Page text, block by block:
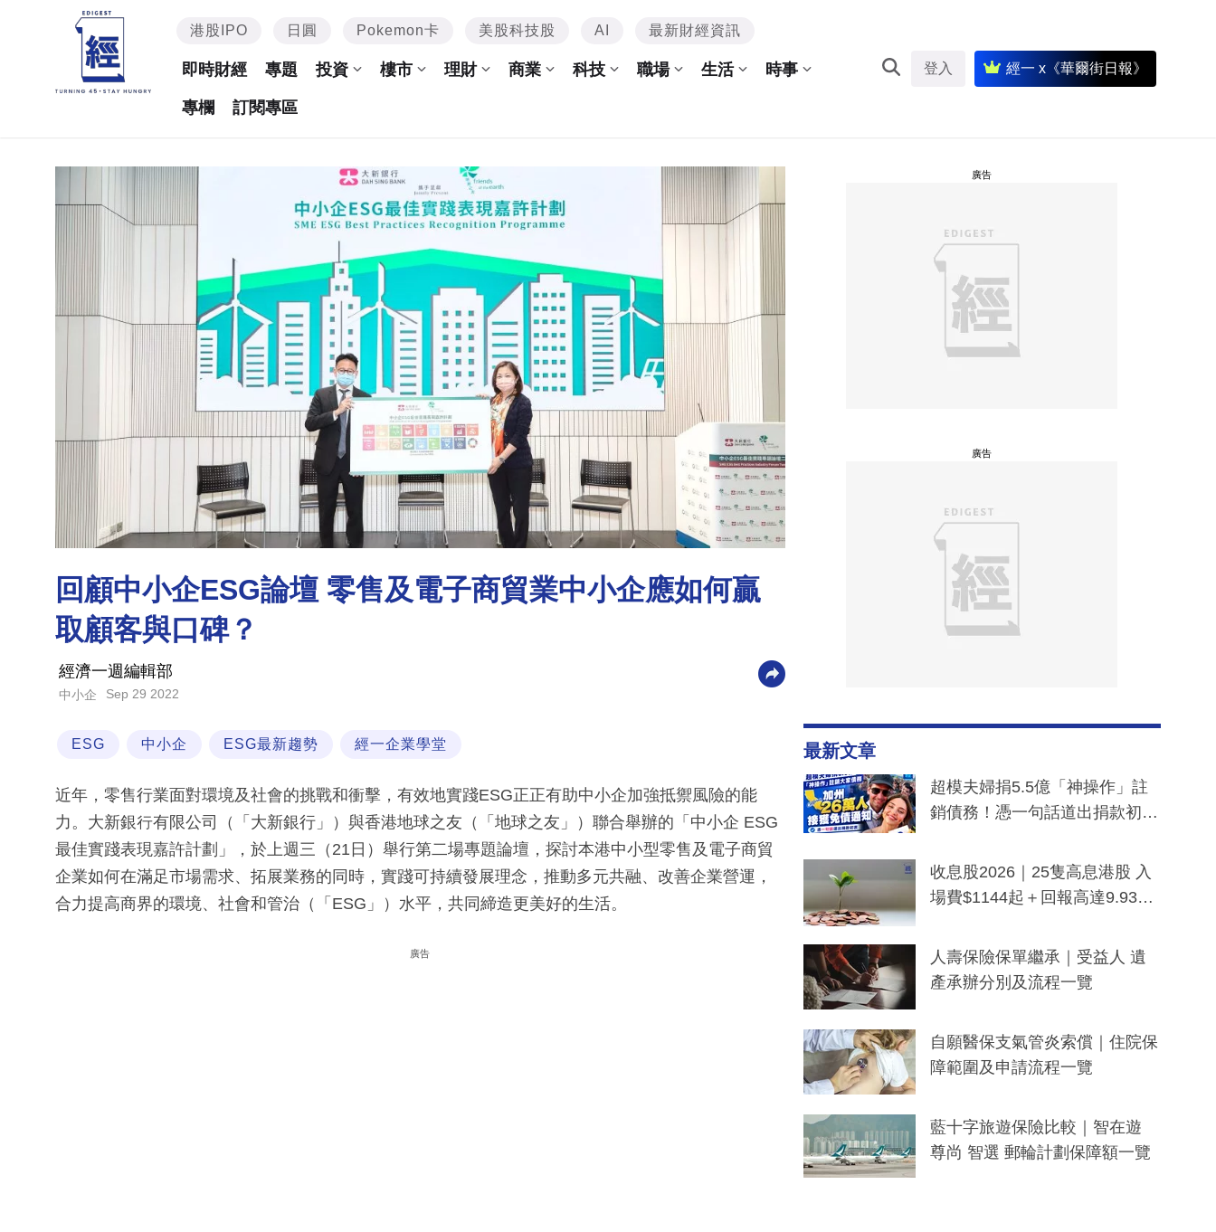
港股IPO 日圓 Pokemon卡 美股科技股 AI 最新財經資訊
即時財經 專題 投資 樓市 理財 商業 科技 職場 生活 時事
專欄 訂閱專區
登入 經一 x《華爾街日報》
回顧中小企ESG論壇 零售及電子商貿業中小企應如何贏
取顧客與口碑？
經濟一週編輯部
中小企 Sep 29 2022
ESG 中小企 ESG最新趨勢 經一企業學堂
近年，零售行業面對環境及社會的挑戰和衝擊，有效地實踐ESG正正有助中小企加強抵禦風險的能
力。大新銀行有限公司（「大新銀行」）與香港地球之友（「地球之友」）聯合舉辦的「中小企 ESG
最佳實踐表現嘉許計劃」，於上週三（21日）舉行第二場專題論壇，探討本港中小型零售及電子商貿
企業如何在滿足市場需求、拓展業務的同時，實踐可持續發展理念，推動多元共融、改善企業營運，
合力提高商界的環境、社會和管治（「ESG」）水平，共同締造更美好的生活。
廣告
廣告
廣告
最新文章
超模夫婦捐5.5億「神操作」註
銷債務！憑一句話道出捐款初
一度被誤當詐騙手段
收息股2026｜25隻高息港股 入
場費$1144起＋回報高達9.93
人壽保險保單繼承｜受益人 遺
產承辦分別及流程一覽
自願醫保支氣管炎索償｜住院保
障範圍及申請流程一覽
藍十字旅遊保險比較｜智在遊
尊尚 智選 郵輪計劃保障額一覽